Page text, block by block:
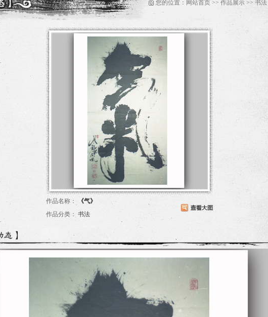
您的位置： 网站首页 >> 作品展示 >> 书法
作品名称：
《气》
作品分类： 书法